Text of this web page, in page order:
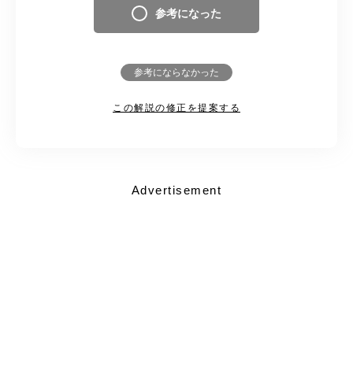
参考になった
参考にならなかった
この解説の修正を提案する
Advertisement